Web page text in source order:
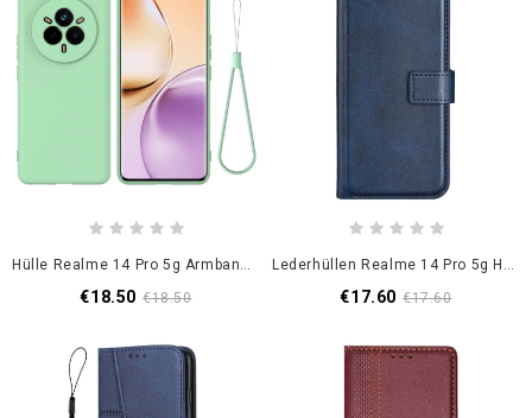
Hülle Realme 14 Pro 5g Armband Aus Flüssigsilikon
€18.50 €18.50
Lederhüllen Realme 14 Pro 5g Handyhülle Lederoptik
€17.60 €17.60